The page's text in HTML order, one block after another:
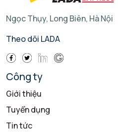
Ngọc Thụy, Long Biên, Hà Nội
Theo dõi LADA
Công ty
Giới thiệu
Tuyển dụng
Tin tức